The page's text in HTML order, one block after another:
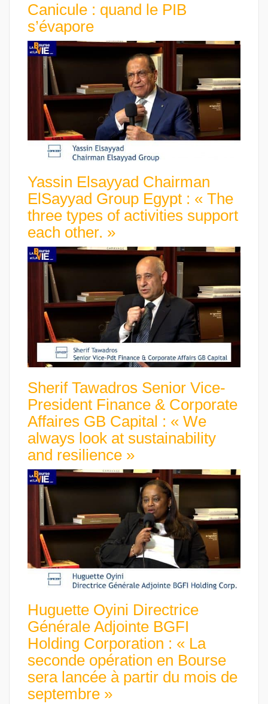
Canicule : quand le PIB
s’évapore
Yassin Elsayyad Chairman
ElSayyad Group Egypt : « The
three types of activities support
each other. »
Sherif Tawadros Senior Vice-
President Finance & Corporate
Affaires GB Capital : « We
always look at sustainability
and resilience »
Huguette Oyini Directrice
Générale Adjointe BGFI
Holding Corporation : « La
seconde opération en Bourse
sera lancée à partir du mois de
septembre »